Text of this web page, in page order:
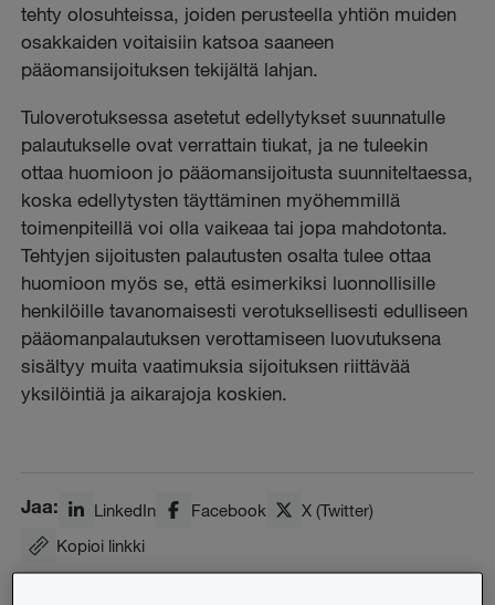
tehty olosuhteissa, joiden perusteella yhtiön muiden
osakkaiden voitaisiin katsoa saaneen
pääomansijoituksen tekijältä lahjan.
Tuloverotuksessa asetetut edellytykset suunnatulle
palautukselle ovat verrattain tiukat, ja ne tuleekin
ottaa huomioon jo pääomansijoitusta suunniteltaessa,
koska edellytysten täyttäminen myöhemmillä
toimenpiteillä voi olla vaikeaa tai jopa mahdotonta.
Tehtyjen sijoitusten palautusten osalta tulee ottaa
huomioon myös se, että esimerkiksi luonnollisille
henkilöille tavanomaisesti verotuksellisesti edulliseen
pääomanpalautuksen verottamiseen luovutuksena
sisältyy muita vaatimuksia sijoituksen riittävää
yksilöintiä ja aikarajoja koskien.
Jaa: LinkedIn Facebook
X (Twitter)
Kopioi linkki